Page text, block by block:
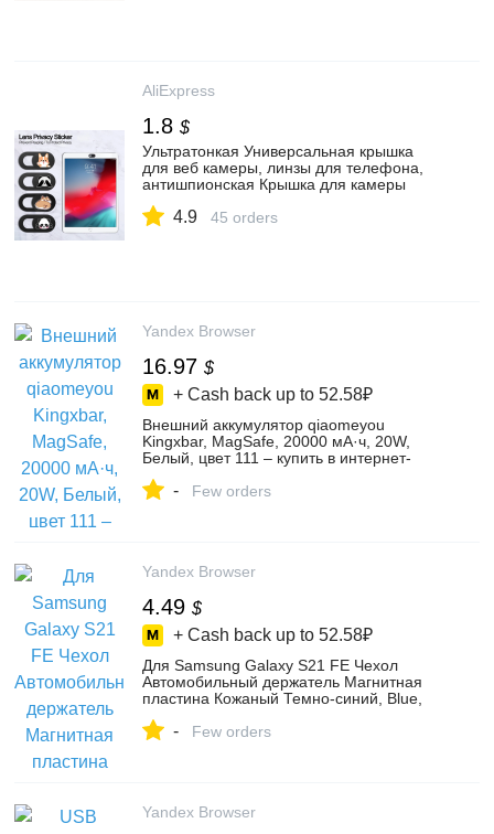
AliExpress
1.8 $
Ультратонкая Универсальная крышка
для веб камеры, линзы для телефона,
антишпионская Крышка для камеры
планшета, наклейка для
4.9 45 orders
Yandex Browser
16.97 $
+ Cash back up to 52.58₽
Внешний аккумулятор qiaomeyou
Kingxbar, MagSafe, 20000 мА·ч, 20W,
Белый, цвет 111 – купить в интернет-
Маркете, 4918029732
- Few orders
Yandex Browser
4.49 $
+ Cash back up to 52.58₽
Для Samsung Galaxy S21 FE Чехол
Автомобильный держатель Магнитная
пластина Кожаный Темно-синий, Blue,
магазине Находки из Китая на Яндекс
- Few orders
Yandex Browser